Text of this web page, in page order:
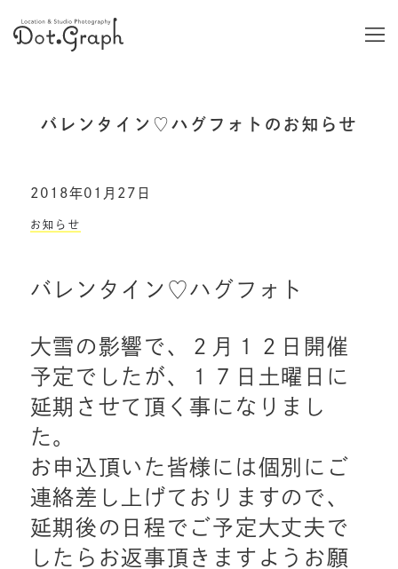
バレンタイン♡ハグフォトのお知らせ
2018年01月27日
お知らせ
バレンタイン♡ハグフォト
大雪の影響で、２月１２日開催
予定でしたが、１７日土曜日に
延期させて頂く事になりまし
た。
お申込頂いた皆様には個別にご
連絡差し上げておりますので、
延期後の日程でご予定大丈夫で
したらお返事頂きますようお願